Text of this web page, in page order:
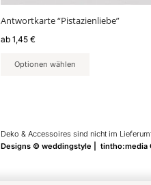
Antwortkarte “Pistazienliebe”
ab 1,45 €
Optionen wählen
werden
Deko & Accessoires sind nicht im
Designs © weddingstyle | tintho:media